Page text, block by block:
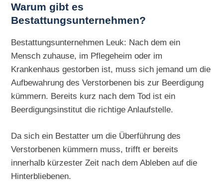
Warum gibt es
Bestattungsunternehmen?
Bestattungsunternehmen Leuk: Nach dem ein
Mensch zuhause, im Pflegeheim oder im
Krankenhaus gestorben ist, muss sich jemand um die
Aufbewahrung des Verstorbenen bis zur Beerdigung
kümmern. Bereits kurz nach dem Tod ist ein
Beerdigungsinstitut die richtige Anlaufstelle.
Da sich ein Bestatter um die Überführung des
Verstorbenen kümmern muss, trifft er bereits
innerhalb kürzester Zeit nach dem Ableben auf die
Hinterbliebenen.